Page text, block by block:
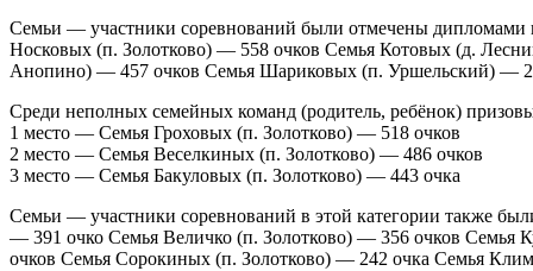
Семьи — участники соревнований были отмечены
Носковых (п. Золотково) — 558 очков Семья Котовых (д.
Анопино) — 457 очков Семья Шариковых (п. Уршельский) —
Среди неполных семейных команд (родитель, ребёнок)
1 место — Семья Гроховых (п. Золотково) — 518 очков
2 место — Семья Веселкиных (п. Золотково) — 486 очков
3 место — Семья Бакуловых (п. Золотково) — 443 очка
Семьи — участники соревнований в этой категории также
— 391 очко Семья Величко (п. Золотково) — 356 очков Семья
очков Семья Сорокиных (п. Золотково) — 242 очка Семья